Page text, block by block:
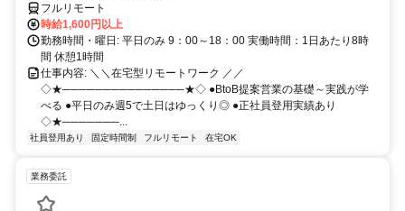
フルリモート
時給1,600円以上
勤務時間・曜日: 平日のみ 9：00～18：00 実働時間：1日あたり8時
間 休憩1時間
仕事内容: ＼＼在宅型リモートワーク ／／
◇★───────────────★◇ ●BtoB提案営業の基礎～実践が学
べる ●平日のみ週5で土日はゆっくり◎ ●正社員登用実績あり
◇★───────...
社員登用あり 固定時間制 フルリモート 在宅OK
業務委託